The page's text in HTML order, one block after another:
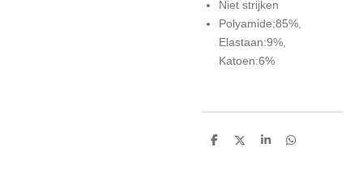
Niet strijken
Polyamide:85%,
Elastaan:9%,
Katoen:6%
D
D
S
D